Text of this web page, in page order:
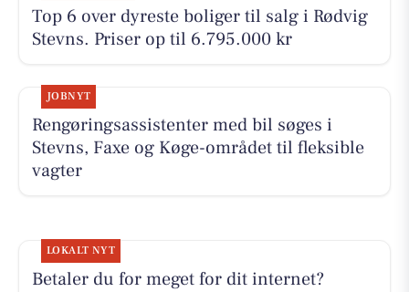
Top 6 over dyreste boliger til salg i Rødvig
Stevns. Priser op til 6.795.000 kr
JOBNYT
Rengøringsassistenter med bil søges i
Stevns, Faxe og Køge-området til fleksible
vagter
LOKALT NYT
Betaler du for meget for dit internet?